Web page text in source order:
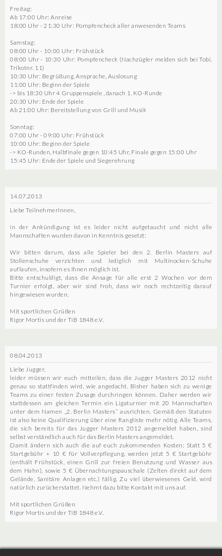
Freitag:
Ab 17:00 Uhr: Anreise
18:00 Uhr - 21:30 Uhr: Pompfencheck aller anwesenden Teams
Samstag:
08:00 Uhr - 10:00 Uhr: Frühstück
08:00 Uhr - 10:30 Uhr: Pompfencheck (Nachzügler melden sich bei Tobi,
Trikotnr. 11)
10:30 Uhr: Begrüßung, Ansprache, Auslosung
11:00 Uhr: Beginn der Spiele
-> bis 18:30 Uhr 4 Gruppenspiele , danach 1. KO-Runde
20:30 Uhr: Ende der Spiele
Ab 21:00 Uhr: Bereitstellung von Grill und Musik
Sonntag:
07:00 Uhr - 09:00 Uhr: Frühstück
10:00 Uhr: Beginn der Spiele
-> KO-Runden, Halbfinale gegen 10:45 Uhr, Finale gegen 15:00 Uhr
15:45 Uhr: Ende der Spiele und Siegerehrung
14.07.2013
Liebe TeilnehmerInnen,
in der Ankündigung ist es leider nicht aufgetaucht und nicht alle
Mannschaften wurden davon in Kenntnis gesetzt:
Wir bitten darum, dass alle Spieler bei den 2. Berlin Masters auf
Stollenschuhe verzichten und lediglich mit Multinocken-Schuhe
auflaufen, insofern es Ihnen möglich ist.
Bitte entschuldigt, dass die Ansage für alle erst 2 Wochen vor dem
Turnier erfolgt, aber wir sind froh, dass wir noch rechtzeitig darauf
hingewiesen wurden.
Mit sportlichen Grüßen
Rigor Mortis und der TiB 1848 e.V.
08.04.2013
Liebe Jugger,
leider müssen wir euch mitteilen, dass die Jugger Masters 2012 nicht
genau so stattfinden wird, wie angedacht. Bisher haben sich zu wenige
Teams zu einer festen Zusage durchringen können. Daher werden wir
stattdessen am gleichen Termin ein Ligaturnier mit 20 Mannschaften
unter dem Namen „2. Berlin Masters“ ausrichten. Gemäß den Statuten
ist also keine Qualifizierung über eine Rangliste mehr nötig. Alle Teams,
die sich bereits für das Jugger Masters 2012 angemeldet haben, sind
selbst verständlich auch für das Berlin Masters angemeldet.
Damit ändern sich auch die auf euch zukommenden Kosten: Statt 5 €
Startgebühr + 10 € für Vollverpflegung, werden jetzt 5 € Startgebühr
(enthält Frühstück, einen Grill zur freien Benutzung und Wasser aus
dem Hahn), sowie 5 € Übernachtungspauschale (Zelten direkt auf dem
Gelände, Sanitäre Anlagen etc.) fällig. Zu viel überwiesenes Geld, wird
natürlich zurückerstattet. Nehmt dazu bitte Kontakt mit uns auf.
Mit sportlichen Grüßen
Rigor Mortis und der TiB 1848 e.V.